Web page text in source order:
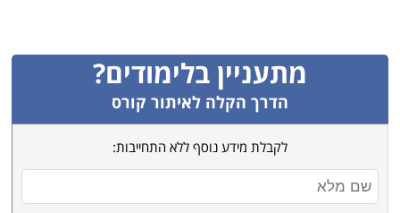
מתנהלים ומתנהגים במדינות אחרות. הרי מעטים בלבד
יכולים לבקר בהרה ארצות ותרבויות. אז מי שלא יכול לבקר
שם, מוזמן ללמוד.
בעולם קיימות מאות ואף אלפי תרבויות שונות משלנו.
מנטליות שונה ומנהגים שונים. פעולות או מילים שעבורנו הן
מובנות מאליהן, עשויות לקבל משמעות שונה לגמרי
מתעניין בלימודים?
הדרך הקלה לאיתור קורס
לקבלת מידע נוסף ללא התחייבות: